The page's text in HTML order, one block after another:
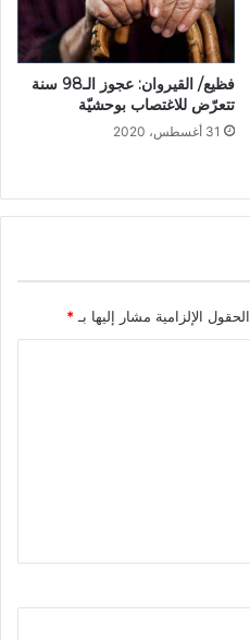
فظيع/ القيروان: عجوز الـ98 سنة
تتعرّض للاغتصاب بوحشيّة
31 أغسطس، 2020
الحقول الإلزامية مشار إليها بـ *